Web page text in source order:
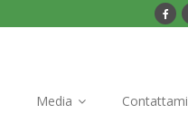
Media Contattami